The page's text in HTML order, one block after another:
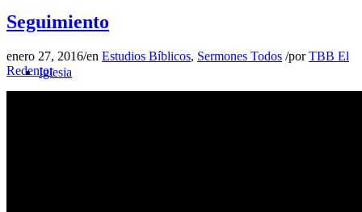
Iglesia
Seguimiento
enero 27, 2016/en Estudios Bíblicos, Sermones Todos /porTBB El
Redentor